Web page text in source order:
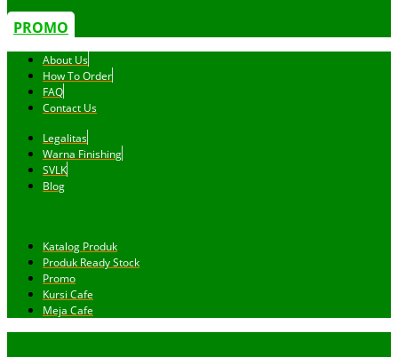
PROMO
About Us
How To Order
FAQ
Contact Us
Legalitas
Warna Finishing
SVLK
Blog
Katalog Produk
Produk Ready Stock
Promo
Kursi Cafe
Meja Cafe